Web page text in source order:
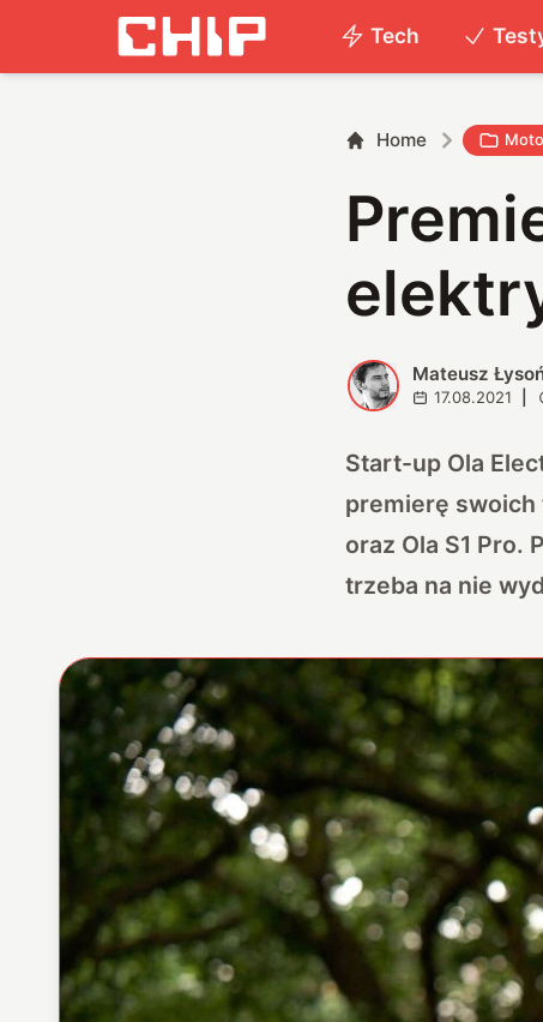
Tech
Home Moto
M Mateusz
17.08.2021
Start-up Ola
premierę swoich
oraz Ola S1 Pro.
trzeba na nie